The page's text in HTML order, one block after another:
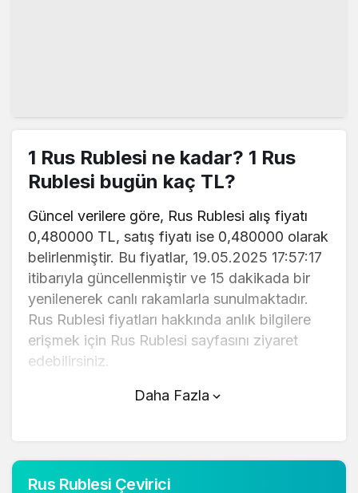
1 Rus Rublesi ne kadar? 1 Rus
Rublesi bugün kaç TL?
Güncel verilere göre, Rus Rublesi alış fiyatı
0,480000 TL, satış fiyatı ise 0,480000 olarak
belirlenmiştir. Bu fiyatlar, 19.05.2025 17:57:17
itibarıyla güncellenmiştir ve 15 dakikada bir
yenilenerek canlı rakamlarla sunulmaktadır.
Rus Rublesi fiyatları hakkında anlık bilgilere
erişmek için Rus Rublesi sayfasını ziyaret
edebilirsiniz.
Rus Rublesi (TL) fiyatı bugün düştü.
yaklaşık işlem hacmi 0. Fiyatı son 24 saatte
Daha Fazla
Rus Rublesi Çevirici